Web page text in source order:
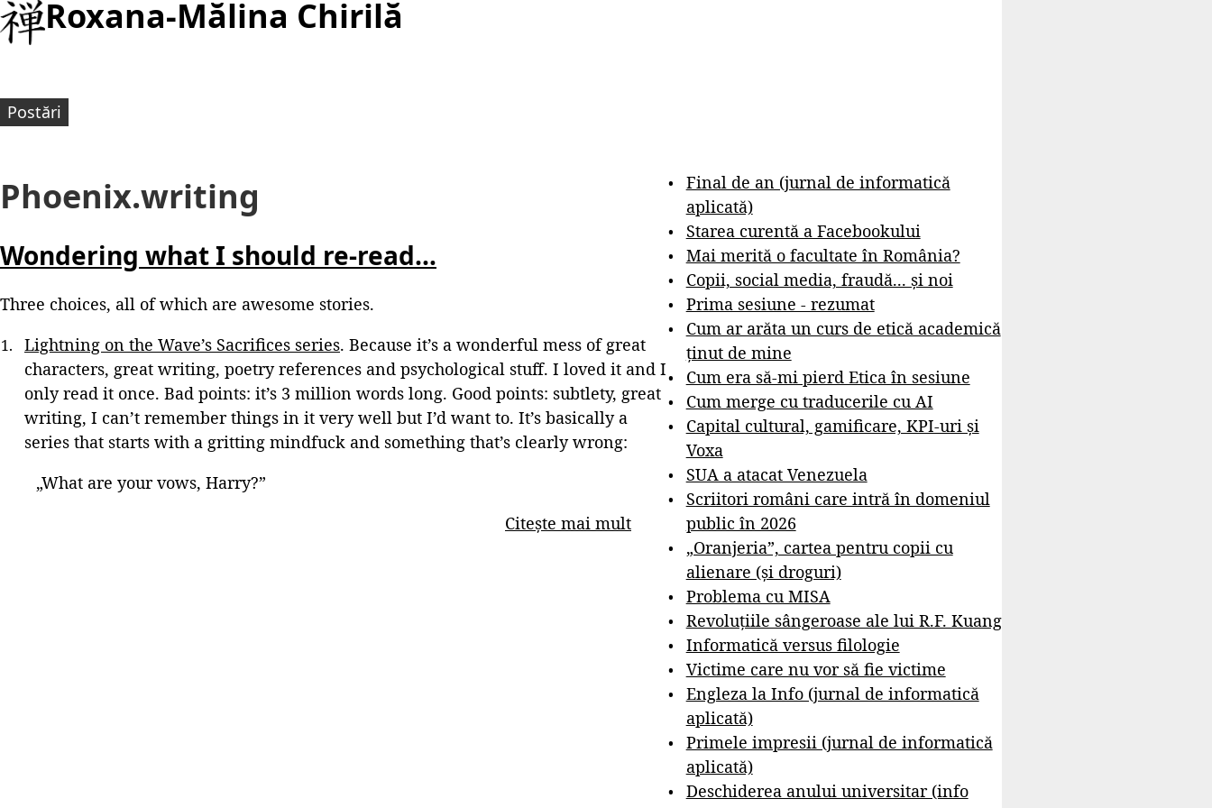
Roxana-Mălina Chirilă
Postări
Phoenix.writing
Wondering what I should re-read…
Three choices, all of which are awesome stories.
Lightning on the Wave’s Sacrifices series. Because it’s a wonderful mess of great
characters, great writing, poetry references and psychological stuff. I loved it and I
only read it once. Bad points: it’s 3 million words long. Good points: subtlety, great
writing, I can’t remember things in it very well but I’d want to. It’s basically a
series that starts with a gritting mindfuck and something that’s clearly wrong:
„What are your vows, Harry?”
Citește mai mult
Final de an (jurnal de informatică
aplicată)
Starea curentă a Facebookului
Mai merită o facultate în România?
Copii, social media, fraudă... și noi
Prima sesiune - rezumat
Cum ar arăta un curs de etică academică
ținut de mine
Cum era să-mi pierd Etica în sesiune
Cum merge cu traducerile cu AI
Capital cultural, gamificare, KPI-uri și
Voxa
SUA a atacat Venezuela
Scriitori români care intră în domeniul
public în 2026
„Oranjeria”, cartea pentru copii cu
alienare (și droguri)
Problema cu MISA
Revoluțiile sângeroase ale lui R.F. Kuang
Informatică versus filologie
Victime care nu vor să fie victime
Engleza la Info (jurnal de informatică
aplicată)
Primele impresii (jurnal de informatică
aplicată)
Deschiderea anului universitar (info